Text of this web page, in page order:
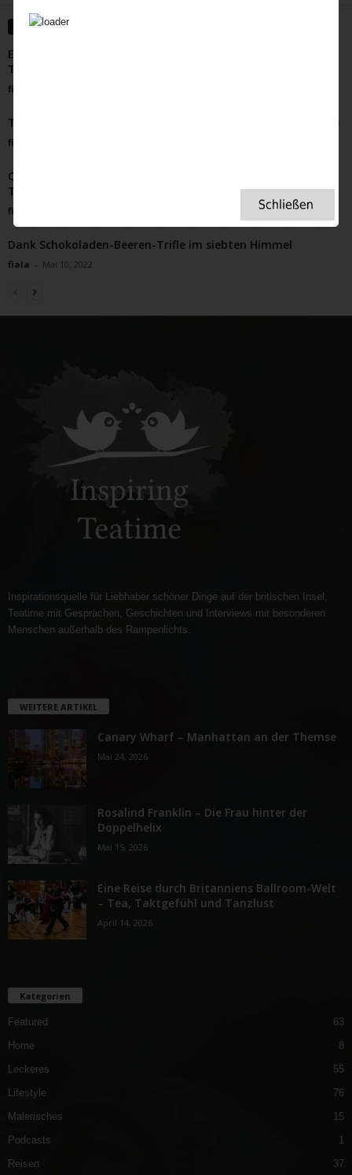
WEITERE ARTIKEL
Eine Reise durch Britanniens Ballroom-Welt – Tea,
Taktgefühl und Tanzlust
fiala
Teil 2 Wie Paul sein Haus gegen ein Narrowboat eintauschte
fiala
Omas Wedgwood Porzellan zum Tee? Ja bitte! Afternoon
Tea mit modernem Luxusporzellan? Ja bitte!
fiala
Dank Schokoladen-Beeren-Trifle im siebten Himmel
fiala - Mai 10, 2022
Inspirationsquelle für Liebhaber schöner Dinge auf der britischen Insel,
Teatime mit Gesprächen, Geschichten und Interviews mit besonderen
Menschen außerhalb des Rampenlichts.
WEITERE ARTIKEL
Canary Wharf – Manhattan an der Themse
Mai 24, 2026
Rosalind Franklin – Die Frau hinter der
Doppelhelix
Mai 15, 2026
Eine Reise durch Britanniens Ballroom-Welt
– Tea, Taktgefühl und Tanzlust
April 14, 2026
Kategorien
Featured
63
Home
8
Leckeres
55
Lifestyle
76
Malerisches
15
Podcasts
1
Reisen
37